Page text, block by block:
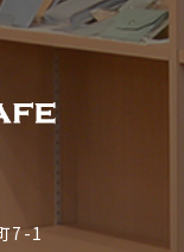
7-1